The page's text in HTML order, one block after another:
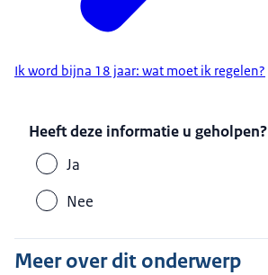
Ik word bijna 18 jaar: wat moet ik regelen?
Heeft deze informatie u geholpen?
Ja
Nee
Meer over dit onderwerp